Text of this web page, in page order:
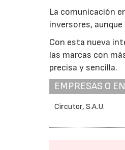
La comunicación
inversores,
Con esta nueva
las marcas con
precisa y sencilla.
EMPRESAS O
Circutor, S.A.U.